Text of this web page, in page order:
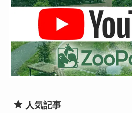
人気記事